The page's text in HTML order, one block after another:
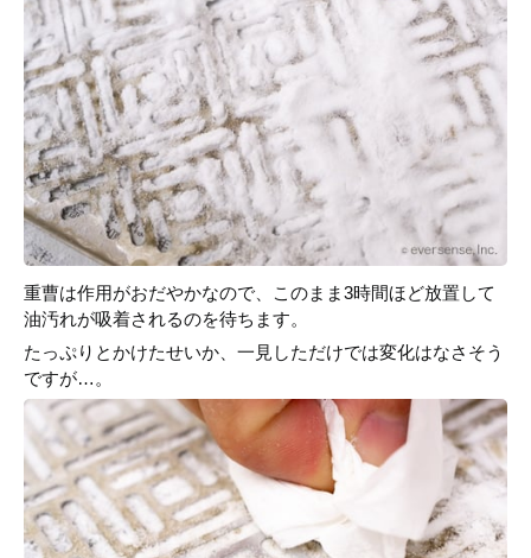
重曹は作用がおだやかなので、このまま3時間ほど放置して
油汚れが吸着されるのを待ちます。
たっぷりとかけたせいか、一見しただけでは変化はなさそう
ですが…。